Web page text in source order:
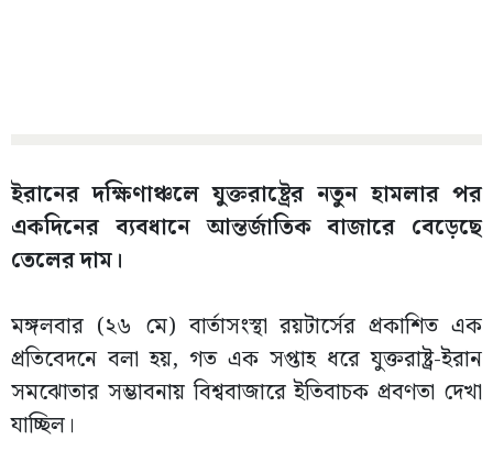
ইরানের দক্ষিণাঞ্চলে যুক্তরাষ্ট্রের নতুন হামলার পর
একদিনের ব্যবধানে আন্তর্জাতিক বাজারে বেড়েছে
তেলের দাম।
মঙ্গলবার (২৬ মে) বার্তাসংস্থা রয়টার্সের প্রকাশিত এক
প্রতিবেদনে বলা হয়, গত এক সপ্তাহ ধরে যুক্তরাষ্ট্র-ইরান
সমঝোতার সম্ভাবনায় বিশ্ববাজারে ইতিবাচক প্রবণতা দেখা
যাচ্ছিল।